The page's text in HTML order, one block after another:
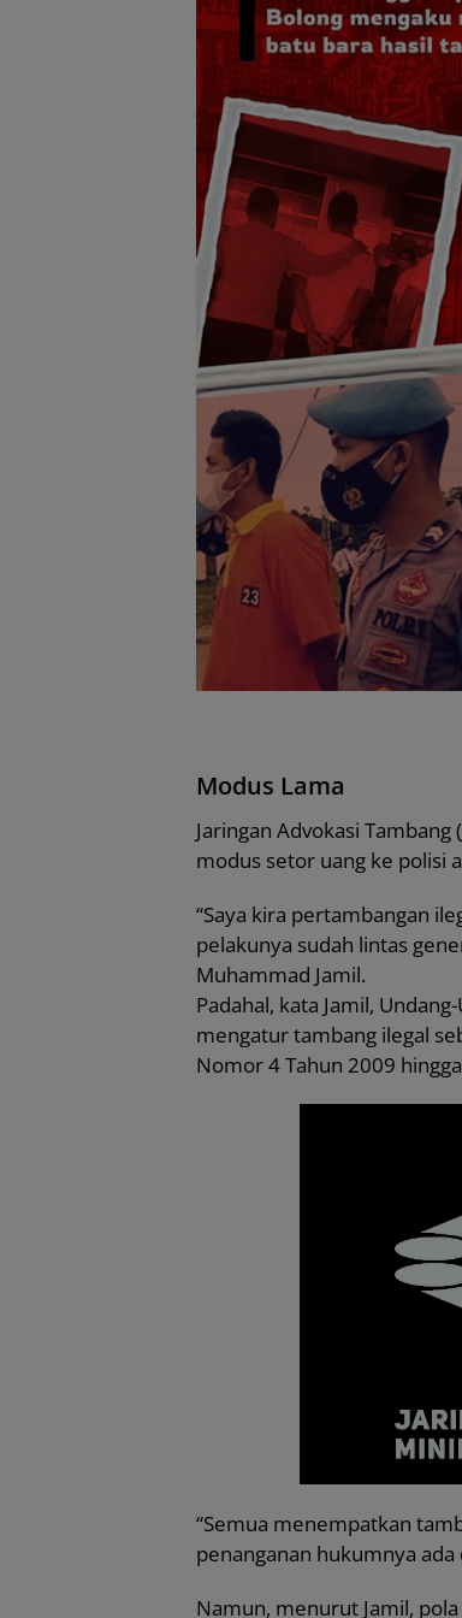
Modus Lama
Jaringan Advokasi
modus setor uang ke polisi
“Saya kira pertambangan
pelakunya sudah lintas
Muhammad Jamil.
Padahal, kata Jamil,
mengatur tambang ilegal
Nomor 4 Tahun 2009
“Semua menempatkan
penanganan hukumnya ada
Namun, menurut Jamil,